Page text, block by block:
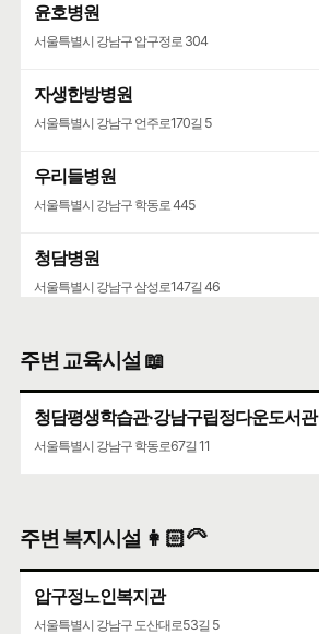
윤호병원
서울특별시 강남구 압구정로 304
자생한방병원
서울특별시 강남구 언주로170길 5
우리들병원
서울특별시 강남구 학동로 445
청담병원
서울특별시 강남구 삼성로147길 46
주변 교육시설 📖
청담평생학습관·강남구립정다운도서관
서울특별시 강남구 학동로67길 11
주변 복지시설 👩🏻‍🦳
압구정노인복지관
서울특별시 강남구 도산대로53길 5